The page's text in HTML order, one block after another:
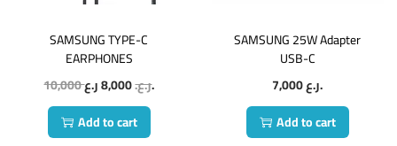
SAMSUNG TYPE-C
EARPHONES
10,000
ر.ع.8,000
ر.ع.
Add to cart
SAMSUNG 25W Adapter
USB-C
7,000
ر.ع.
Add to cart